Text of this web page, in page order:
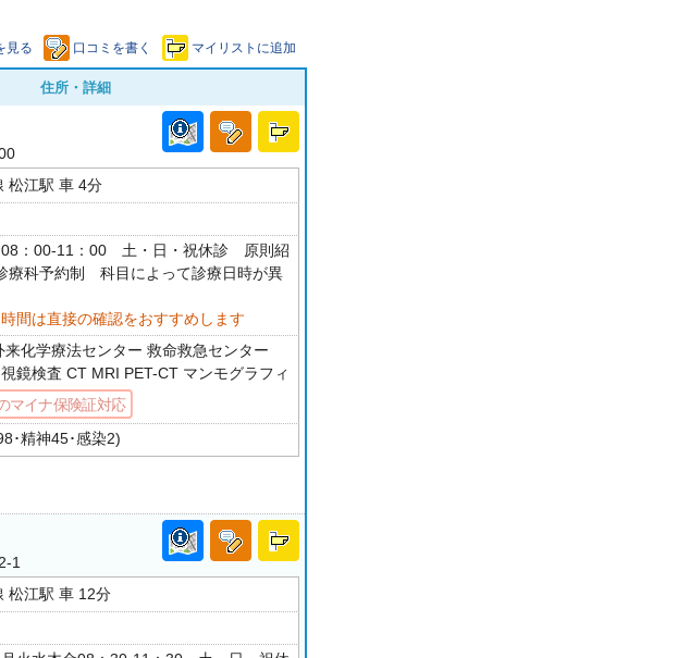
見る 口コミを書く マイリストに追加
住所・詳細
松江駅 車 4分
08：00-11：00 土・日・祝休診 原則紹
療科予約制 科目によって診療日時が異
間は直接の確認をおすすめします
来化学療法センター 救命救急センター
鏡検査 CT MRI PET-CT マンモグラフィ
マイナ保険証対応
･精神45･感染2)
1
松江駅 車 12分